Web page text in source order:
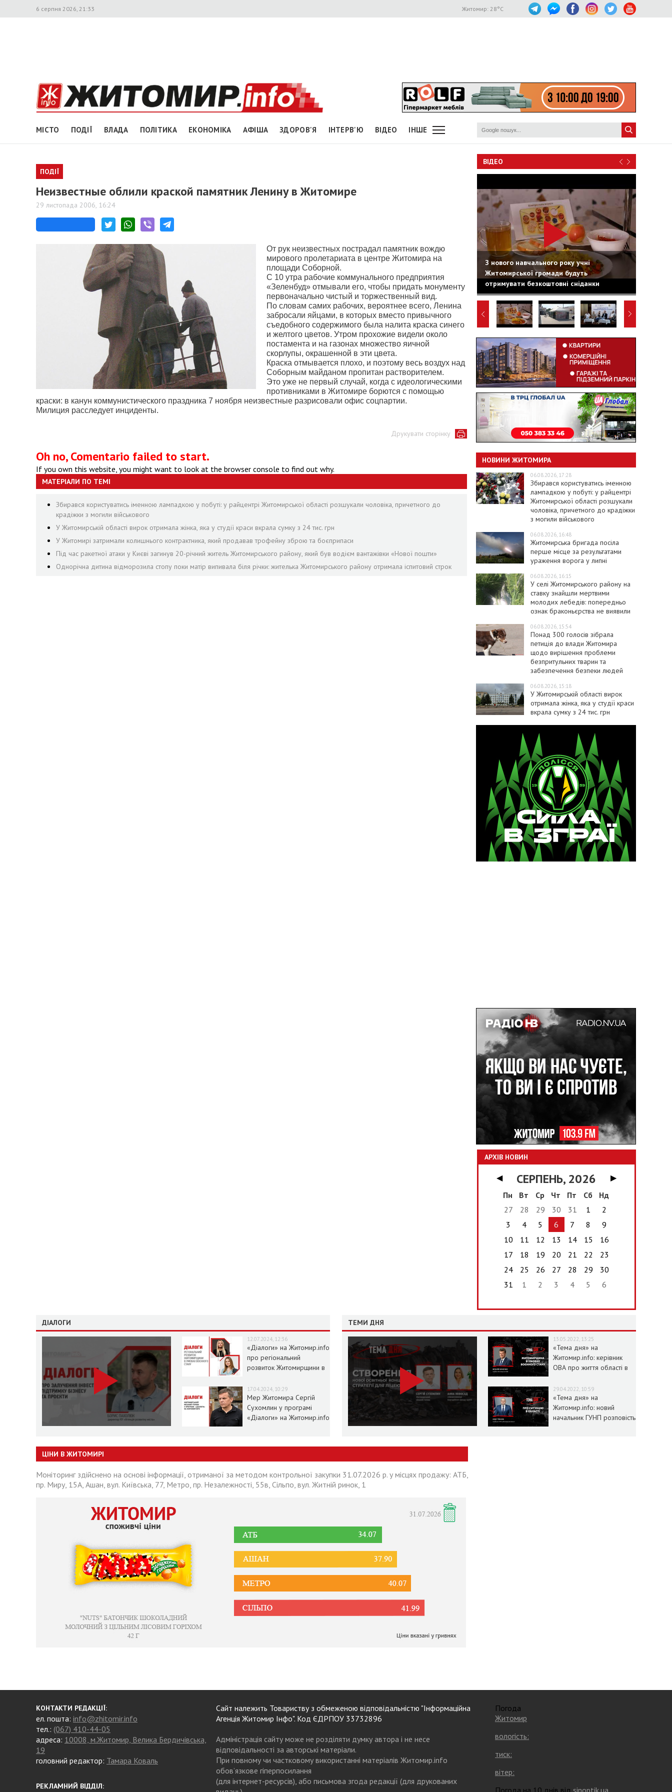
6 серпня 2026, 21:33 Житомир: 28°C
МІСТО ПОДІЇ ВЛАДА ПОЛІТИКА ЕКОНОМІКА АФІША ЗДОРОВ'Я ІНТЕРВ'Ю ВІДЕО ІНШЕ
ПОДІЇ
Неизвестные облили краской памятник Ленину в Житомире
29 листопада 2006, 16:24
От рук неизвестных пострадал памятник вождю
мирового пролетариата в центре Житомира на
площади Соборной.
С 10 утра рабочие коммунального предприятия
«Зеленбуд» отмывали его, чтобы придать монументу
первоначально чистый и торжественный вид.
По словам самих рабочих, вероятнее всего, Ленина
забросали яйцами, в которых вместо привычного
съедобного содержимого была налита краска синего
и желтого цветов. Утром прохожие видели около
постамента и на газонах множество яичной
скорлупы, окрашенной в эти цвета.
Краска отмывается плохо, и поэтому весь воздух над
Соборным майданом пропитан растворителем.
Это уже не первый случай, когда с идеологическими
противниками в Житомире борются с помощью
краски: в канун коммунистического праздника 7 ноября неизвестные разрисовали офис соцпартии.
Милиция расследует инциденты.
Друкувати сторінку
Oh no, Comentario failed to start.
If you own this website, you might want to look at the browser console to find out why.
МАТЕРІАЛИ ПО ТЕМІ
Збирався користуватись іменною лампадкою у побуті: у райцентрі Житомирської області розшукали чоловіка, причетного до
крадіжки з могили військового
У Житомирській області вирок отримала жінка, яка у студії краси вкрала сумку з 24 тис. грн
У Житомирі затримали колишнього контрактника, який продавав трофейну зброю та боєприпаси
Під час ракетної атаки у Києві загинув 20-річний житель Житомирського району, який був водієм вантажівки «Нової пошти»
Однорічна дитина відморозила стопу поки матір випивала біля річки: жителька Житомирського району отримала іспитовий строк
ВІДЕО
З нового навчального року учні
Житомирської громади будуть
отримувати безкоштовні сніданки
НОВИНИ ЖИТОМИРА
06.08.2026, 17:28
Збирався користуватись іменною
лампадкою у побуті: у райцентрі
Житомирської області розшукали
чоловіка, причетного до крадіжки
з могили військового
06.08.2026, 16:48
Житомирська бригада посіла
перше місце за результатами
ураження ворога у липні
06.08.2026, 16:15
У селі Житомирського району на
ставку знайшли мертвими
молодих лебедів: попередньо
ознак браконьєрства не виявили
06.08.2026, 15:54
Понад 300 голосів зібрала
петиція до влади Житомира
щодо вирішення проблеми
безпритульних тварин та
забезпечення безпеки людей
06.08.2026, 15:18
У Житомирській області вирок
отримала жінка, яка у студії краси
вкрала сумку з 24 тис. грн
АРХІВ НОВИН
◀ СЕРПЕНЬ, 2026
▶
Пн
Вт Ср Чт Пт Сб
Нд
27
28 29 30 31 1
2
3
4 5 6 7 8
9
10
11 12 13 14 15
16
17
18 19 20 21 22
23
24
25 26 27 28 29
30
31
1 2 3 4 5 6
ДІАЛОГИ
12.07.2024, 12:36
«Діалоги» на Житомир.info
про регіональний
розвиток Житомирщини в
17.04.2024, 10:29
Мер Житомира Сергій
Сухомлин у програмі
«Діалоги» на Житомир.info
ТЕМИ ДНЯ
13.05.2022, 13:25
«Тема дня» на
Житомир.info: керівник
ОВА про життя області в
29.04.2022, 10:59
«Тема дня» на
Житомир.info: новий
начальник ГУНП розповість
ЦІНИ В ЖИТОМИРІ
Моніторинг здійснено на основі інформації, отриманої за методом контрольної закупки 31.07.2026 р. у місцях продажу: АТБ,
пр. Миру, 15А, Ашан, вул. Київська, 77, Метро, пр. Незалежності, 55в, Сільпо, вул. Житній ринок, 1
КОНТАКТИ РЕДАКЦІЇ:
ел. пошта: info@zhitomir.info
тел.: (067) 410-44-05
адреса: 10008, м.Житомир, Велика Бердичівська,
19
головний редактор: Тамара Коваль
РЕКЛАМНИЙ ВІДДІЛ:
Сайт належить Товариству з обмеженою відповідальністю "Інформаційна
Агенція Житомир Інфо". Код ЄДРПОУ 33732896
Адміністрація сайту може не розділяти думку автора і не несе
відповідальності за авторські матеріали.
При повному чи частковому використанні матеріалів Житомир.info
обов’язкове гіперпосилання
(для інтернет-ресурсів), або письмова згода редакції (для друкованих
Погода
Житомир
вологість:
тиск:
вітер:
Погода на 10 днів від sinoptik.ua